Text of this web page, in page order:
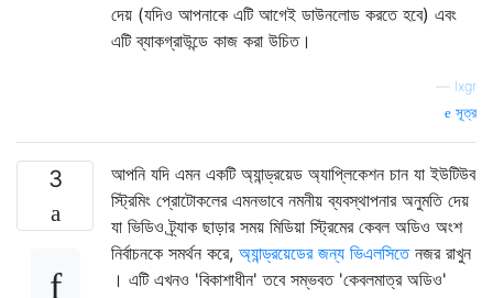
দেয় (যদিও আপনাকে এটি আগেই ডাউনলোড করতে হবে) এবং
এটি ব্যাকগ্রাউন্ডে কাজ করা উচিত।
lxgr
সূত্র
3
আপনি যদি এমন একটি অ্যান্ড্রয়েড অ্যাপ্লিকেশন চান যা ইউটিউব
স্ট্রিমিং প্রোটোকলের এমনভাবে নমনীয় ব্যবস্থাপনার অনুমতি দেয়
যা ভিডিও ট্র্যাক ছাড়ার সময় মিডিয়া স্ট্রিমের কেবল অডিও অংশ
নির্বাচনকে সমর্থন করে, অ্যান্ড্রয়েডের জন্য ভিএলসিতেনজর রাখুন
। এটি এখনও 'বিকাশাধীন' তবে সম্ভবত 'কেবলমাত্র অডিও'